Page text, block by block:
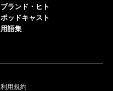
ブランド・ヒト
ポッドキャスト
用語集
利用規約